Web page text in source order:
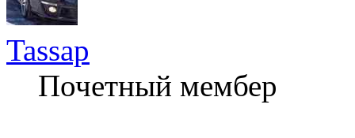
Tassap
Почетный мембер